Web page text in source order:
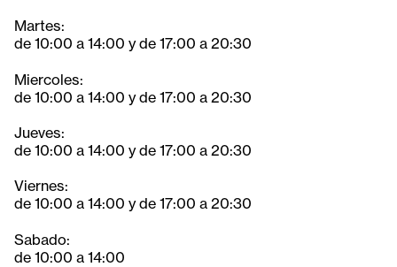
Martes:
de 10:00 a 14:00 y de 17:00 a 20:30
Miercoles:
de 10:00 a 14:00 y de 17:00 a 20:30
Jueves:
de 10:00 a 14:00 y de 17:00 a 20:30
Viernes:
de 10:00 a 14:00 y de 17:00 a 20:30
Sabado:
de 10:00 a 14:00